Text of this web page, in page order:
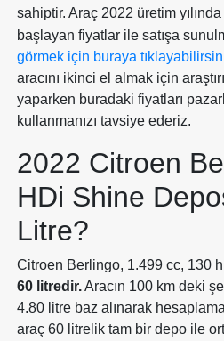
sahiptir. Araç 2022 üretim yılında
başlayan fiyatlar ile satışa
görmek için buraya
aracını ikinci el almak için
yaparken buradaki fiyatları
kullanmanızı tavsiye ederiz.
2022 Citroen
HDi Shine
Litre?
Citroen Berlingo, 1.499 cc, 130
60 litredir.Aracın 100 km deki
4.80 litre baz alınarak
araç 60 litrelik tam bir depo ile